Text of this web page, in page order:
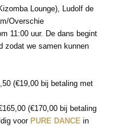
Lounge), Ludolf de
Overschie
11:00 uur. De dans begint
zodat we samen kunnen
(€19,00 bij betaling met
(€170,00 bij betaling
voor PURE DANCE in